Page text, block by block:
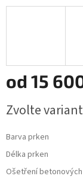
od 15
cena:
Zvolte
Barva prken
Délka prken
Ošetření